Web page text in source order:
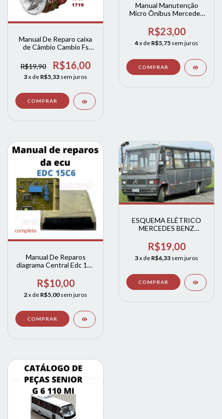
Manual De Reparo caixa
de Câmbio Cambio Fs
R$19,90
R$16,00
3x de R$5,33 sem juros
Manual Manutenção
Micro Ônibus Mercedes
LO915 LO 916
R$23,00
4x de R$5,75 sem juros
Manual De Reparos
diagrama Central Edc 15c
R$10,00
2x de R$5,00 sem juros
ESQUEMA ELÉTRICO
MERCEDES BENZ
OF-812
R$19,00
3x de R$6,33 sem juros